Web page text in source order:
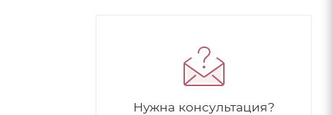
Нужна консультация?